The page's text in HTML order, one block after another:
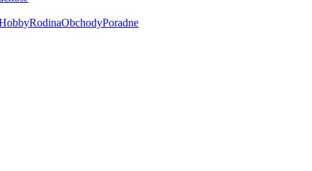
RodinaObchodyPoradne